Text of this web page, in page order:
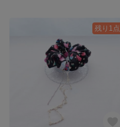
残り1点